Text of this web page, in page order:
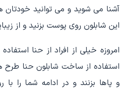
2022
آشنا می شوید و می توانید خودتان
این شابلون روی پوست بزنید و از
امروزه خیلی از افراد از حنا
استفاده از ساخت شابلون حنا
و پاها بزنند و در ادامه شما را